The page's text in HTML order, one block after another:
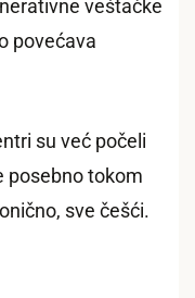
veštačke
povećava
su već počeli
posebno tokom
sve češći.